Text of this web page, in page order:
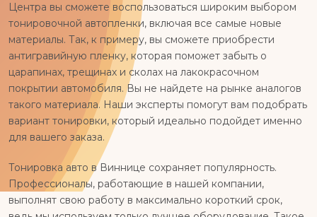
Центра вы сможете воспользоваться широким выбором
тонировочной автопленки, включая все самые новые
материалы. Так, к примеру, вы сможете приобрести
антигравийную пленку, которая поможет забыть о
царапинах, трещинах и сколах на лакокрасочном
покрытии автомобиля. Вы не найдете на рынке аналогов
такого материала. Наши эксперты помогут вам подобрать
вариант тонировки, который идеально подойдет именно
для вашего заказа.
Тонировка авто в Виннице сохраняет популярность.
Профессионалы, работающие в нашей компании,
выполнят свою работу в максимально короткий срок,